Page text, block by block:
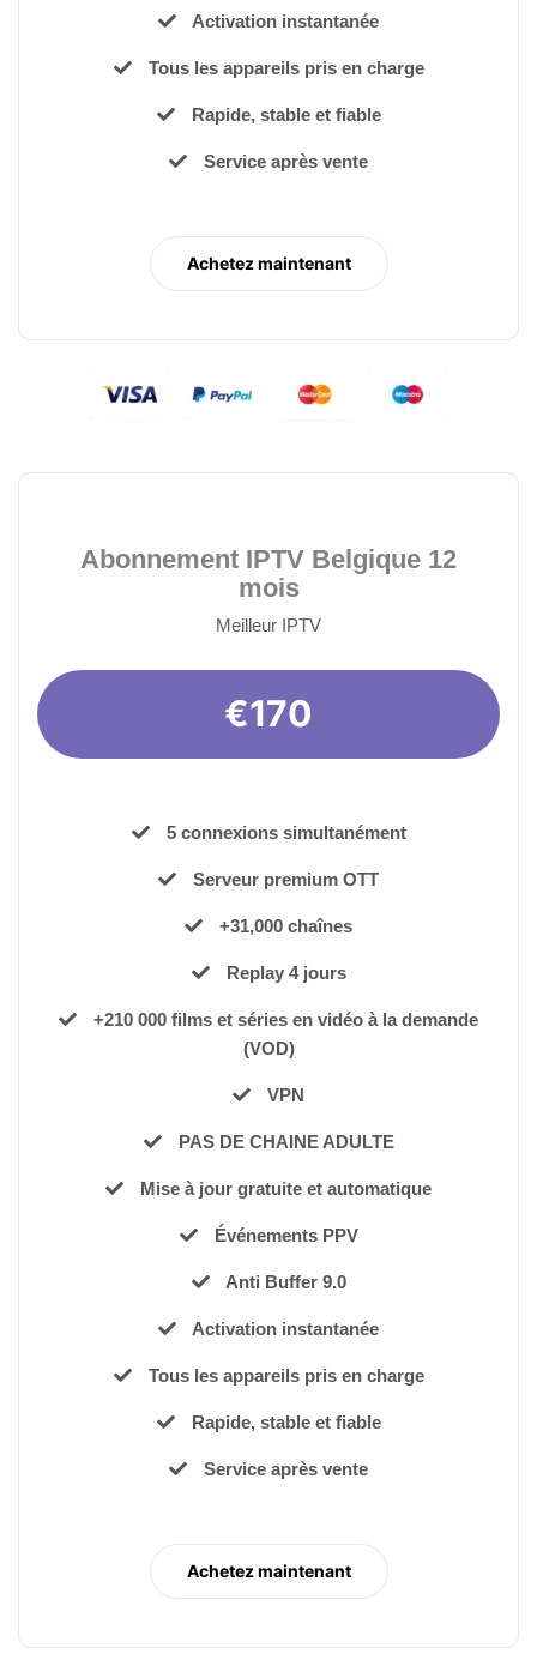
Activation instantanée
Tous les appareils pris en charge
Rapide, stable et fiable
Service après vente
Achetez maintenant
Abonnement IPTV Belgique 12
mois
Meilleur IPTV
€170
5 connexions simultanément
Serveur premium OTT
+31,000 chaînes
Replay 4 jours
+210 000 films et séries en vidéo à la demande
(VOD)
VPN
PAS DE CHAINE ADULTE
Mise à jour gratuite et automatique
Événements PPV
Anti Buffer 9.0
Activation instantanée
Tous les appareils pris en charge
Rapide, stable et fiable
Service après vente
Achetez maintenant